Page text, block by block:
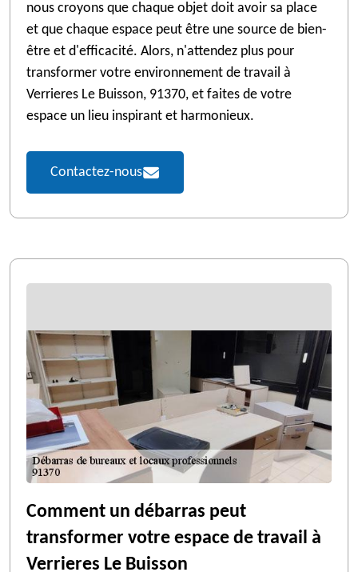
nous croyons que chaque objet doit avoir sa place
et que chaque espace peut être une source de bien-
être et d'efficacité. Alors, n'attendez plus pour
transformer votre environnement de travail à
Verrieres Le Buisson, 91370, et faites de votre
espace un lieu inspirant et harmonieux.
Contactez-nous
Comment un débarras peut
transformer votre espace de travail à
Verrieres Le Buisson